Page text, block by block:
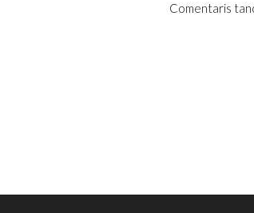
Comentaris